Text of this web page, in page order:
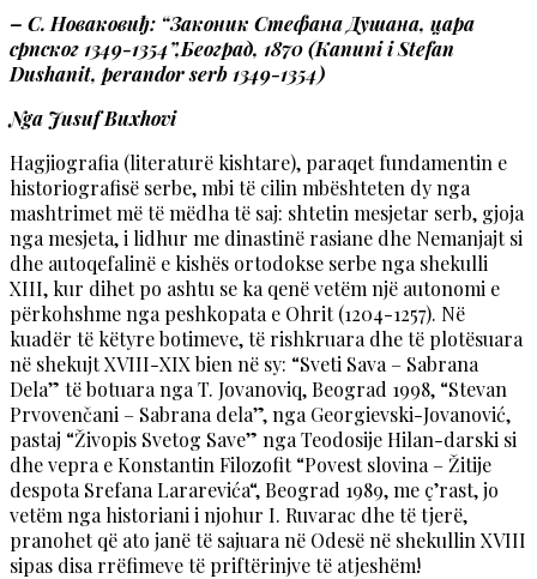
– С. Новаковиђ: “Законик Стефана Душана, цара
српског 1349-1354”,Београд, 1870 (Kanuni i Stefan
Dushanit, perandor serb 1349-1354)
Nga Jusuf Buxhovi
Hagjiografia (literaturë kishtare), paraqet fundamentin e
historiografisë serbe, mbi të cilin mbështeten dy nga
mashtrimet më të mëdha të saj: shtetin mesjetar serb, gjoja
nga mesjeta, i lidhur me dinastinë rasiane dhe Nemanjajt si
dhe autoqefalinë e kishës ortodokse serbe nga shekulli
XIII, kur dihet po ashtu se ka qenë vetëm një autonomi e
përkohshme nga peshkopata e Ohrit (1204-1257). Në
kuadër të këtyre botimeve, të rishkruara dhe të plotësuara
në shekujt XVIII-XIX bien në sy: “Sveti Sava – Sabrana
Dela” të botuara nga T. Jovanoviq, Beograd 1998, “Stevan
Prvovenčani – Sabrana dela”, nga Georgievski-Jovanović,
pastaj “Živopis Svetog Save” nga Teodosije Hilan-darski si
dhe vepra e Konstantin Filozofit “Povest slovina – Žitije
despota Srefana Lararevića“, Beograd 1989, me ç’rast, jo
vetëm nga historiani i njohur I. Ruvarac dhe të tjerë,
pranohet që ato janë të sajuara në Odesë në shekullin XVIII
sipas disa rrëfimeve të priftërinjve të atjeshëm!